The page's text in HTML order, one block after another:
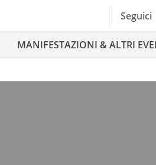
Seguici
MANIFESTAZIONI & ALTRI